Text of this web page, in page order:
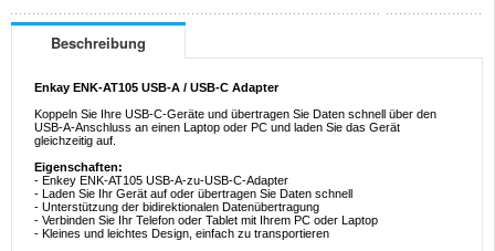
Beschreibung
Enkay ENK-AT105 USB-A / USB-C Adapter
Koppeln Sie Ihre USB-C-Geräte und übertragen Sie Daten schnell über den
USB-A-Anschluss an einen Laptop oder PC und laden Sie das Gerät
gleichzeitig auf.
Eigenschaften:
- Enkey ENK-AT105 USB-A-zu-USB-C-Adapter
- Laden Sie Ihr Gerät auf oder übertragen Sie Daten schnell
- Unterstützung der bidirektionalen Datenübertragung
- Verbinden Sie Ihr Telefon oder Tablet mit Ihrem PC oder Laptop
- Kleines und leichtes Design, einfach zu transportieren